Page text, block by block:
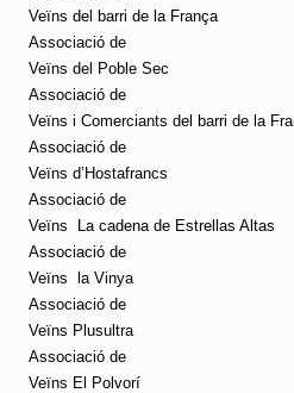
Veïns del barri de la França
Associació de
Veïns del Poble Sec
Associació de
Veïns i Comerciants del barri de la
Associació de
Veïns d’Hostafrancs
Associació de
Veïns
La cadena de Estrellas Altas
Associació de
Veïns
la Vinya
Associació de
Veïns Plusultra
Associació de
Veïns El Polvorí